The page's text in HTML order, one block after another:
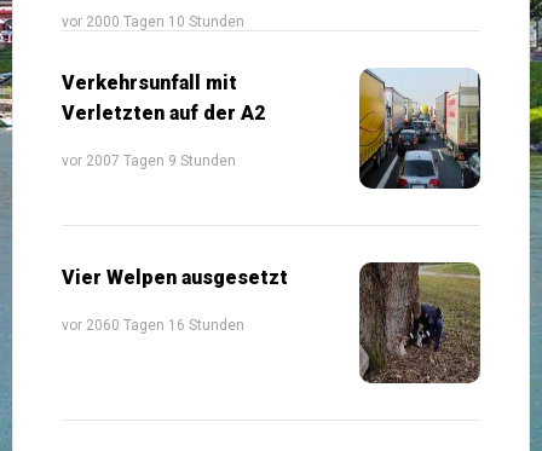
vor 2000 Tagen 10 Stunden
Verkehrsunfall mit
Verletzten auf der A2
vor 2007 Tagen 9 Stunden
Vier Welpen ausgesetzt
vor 2060 Tagen 16 Stunden